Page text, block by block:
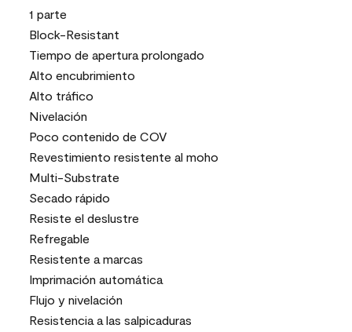
1 parte
Block-Resistant
Tiempo de apertura prolongado
Alto encubrimiento
Alto tráfico
Nivelación
Poco contenido de COV
Revestimiento resistente al moho
Multi-Substrate
Secado rápido
Resiste el deslustre
Refregable
Resistente a marcas
Imprimación automática
Flujo y nivelación
Resistencia a las salpicaduras